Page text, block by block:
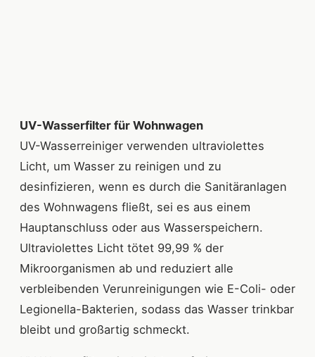
UV-Wasserfilter für Wohnwagen
UV-Wasserreiniger verwenden ultraviolettes
Licht, um Wasser zu reinigen und zu
desinfizieren, wenn es durch die Sanitäranlagen
des Wohnwagens fließt, sei es aus einem
Hauptanschluss oder aus Wasserspeichern.
Ultraviolettes Licht tötet 99,99 % der
Mikroorganismen ab und reduziert alle
verbleibenden Verunreinigungen wie E-Coli- oder
Legionella-Bakterien, sodass das Wasser trinkbar
bleibt und großartig schmeckt.